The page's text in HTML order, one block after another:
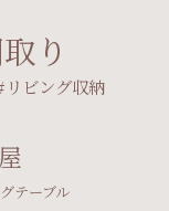
り
リビング収納
テーブル